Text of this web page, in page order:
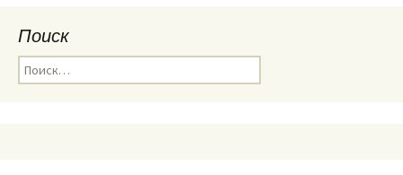
Поиск
Найти: